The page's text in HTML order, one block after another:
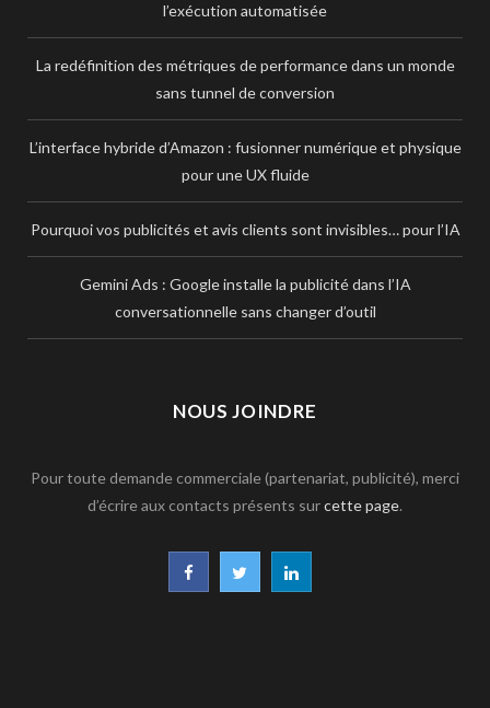
l’exécution automatisée
La redéfinition des métriques de performance dans un monde
sans tunnel de conversion
L’interface hybride d’Amazon : fusionner numérique et physique
pour une UX fluide
Pourquoi vos publicités et avis clients sont invisibles… pour l’IA
Gemini Ads : Google installe la publicité dans l’IA
conversationnelle sans changer d’outil
NOUS JOINDRE
Pour toute demande commerciale (partenariat, publicité), merci
d’écrire aux contacts présents surcette page.
F L